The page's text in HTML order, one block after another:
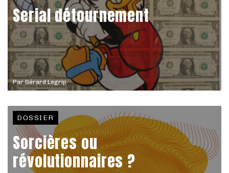
ParGérard Legrip
Serial détournement
DOSSIER
Sorcières ou
révolutionnaires ?